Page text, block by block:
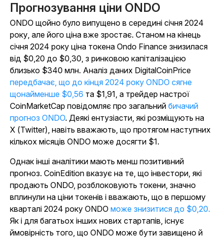
Прогнозування ціни ONDO
ONDO щойно було випущено в середині січня 2024
року, але його ціна вже зростає. Станом на кінець
січня 2024 року ціна токена Ondo Finance знизилася
від $0,20 до $0,30, з ринковою капіталізацією
близько $340 млн. Аналіз даних DigitalCoinPrice
передбачає, що до кінця 2024 року ONDO сягне
щонайменше $0,56 та $1,91, а трейдер настрої
CoinMarketCap повідомляє про загальний бичачий
прогноз ONDO. Деякі ентузіасти, які розміщують на
X (Twitter), навіть вважають, що протягом наступних
кількох місяців ONDO може досягти $1.
Однак інші аналітики мають менш позитивний
прогноз. CoinEdition вказує на те, що інвестори, які
продають ONDO, розблоковують токени, значно
вплинули на ціни токенів і вважають, що в першому
кварталі 2024 року ONDO може знизитися до $0,20.
Як і для багатьох інших нових стартапів, існує
ймовірність того, що ONDO може бути завищено й